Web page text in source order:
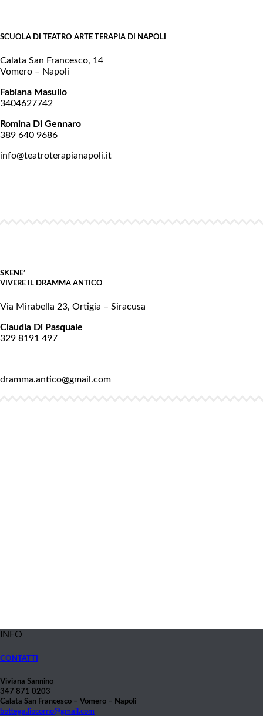
SCUOLA DI TEATRO ARTE TERAPIA DI NAPOLI
Calata San Francesco, 14
Vomero – Napoli
Fabiana Masullo
3404627742
Romina Di Gennaro
389 640 9686
info@teatroterapianapoli.it
SKENE’
VIVERE IL DRAMMA ANTICO
Via Mirabella 23, Ortigia – Siracusa
Claudia Di Pasquale
329 8191 497
dramma.antico@gmail.com
INFO
CONTATTI
Viviana Sannino
347 871 0203
Calata San Francesco – Vomero – Napoli
bottega.liocorno@gmail.com